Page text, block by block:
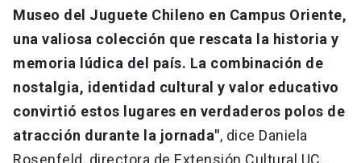
Museo del Juguete Chileno en Campus Oriente,
una valiosa colección que rescata la historia y
memoria lúdica del país. La combinación de
nostalgia, identidad cultural y valor educativo
convirtió estos lugares en verdaderos polos de
atracción durante la jornada", dice Daniela
Rosenfeld, directora de Extensión Cultural UC.